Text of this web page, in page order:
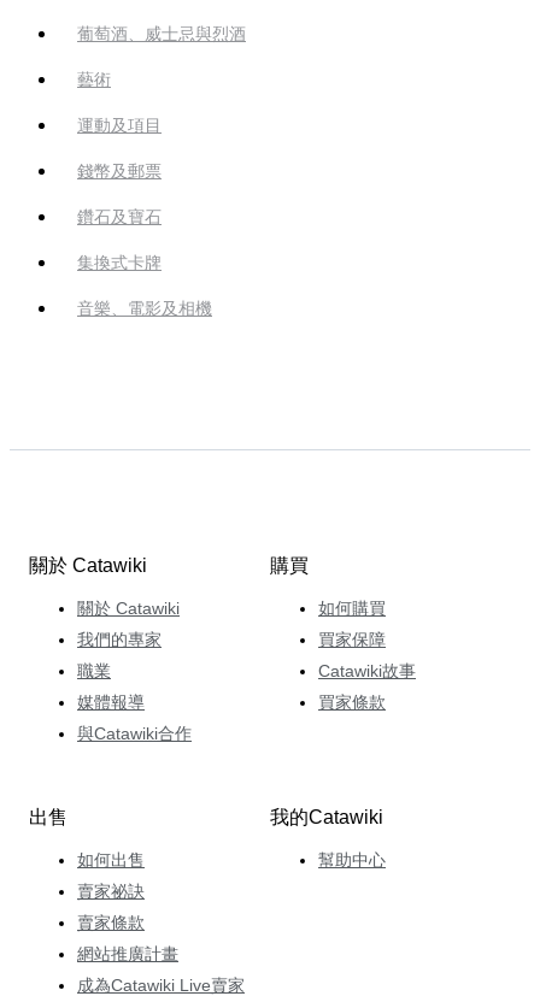
葡萄酒、威士忌與烈酒
藝術
運動及項目
錢幣及郵票
鑽石及寶石
集換式卡牌
音樂、電影及相機
關於 Catawiki
關於 Catawiki
我們的專家
職業
媒體報導
與Catawiki合作
購買
如何購買
買家保障
Catawiki故事
買家條款
出售
如何出售
賣家祕訣
賣家條款
網站推廣計畫
成為Catawiki Live賣家
我的Catawiki
幫助中心